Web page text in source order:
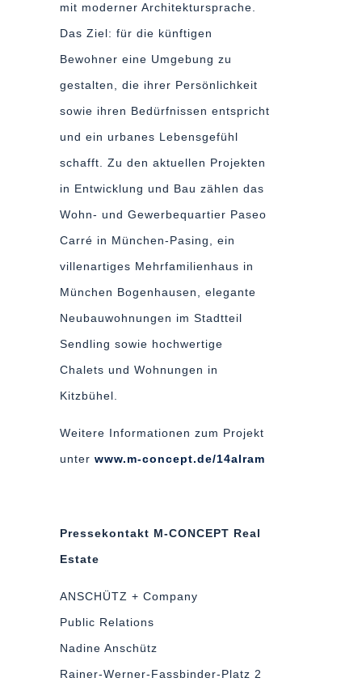
mit moderner Architektursprache.
Das Ziel: für die künftigen
Bewohner eine Umgebung zu
gestalten, die ihrer Persönlichkeit
sowie ihren Bedürfnissen entspricht
und ein urbanes Lebensgefühl
schafft. Zu den aktuellen Projekten
in Entwicklung und Bau zählen das
Wohn- und Gewerbequartier Paseo
Carré in München-Pasing, ein
villenartiges Mehrfamilienhaus in
München Bogenhausen, elegante
Neubauwohnungen im Stadtteil
Sendling sowie hochwertige
Chalets und Wohnungen in
Kitzbühel.
Weitere Informationen zum Projekt
unter www.m-concept.de/14alram
Pressekontakt M-CONCEPT Real
Estate
ANSCHÜTZ + Company
Public Relations
Nadine Anschütz
Rainer-Werner-Fassbinder-Platz 2